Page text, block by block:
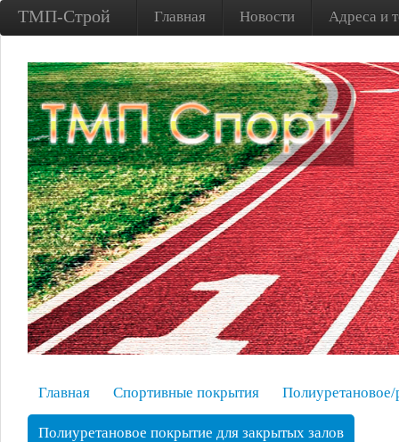
ТМП-Строй Главная Новости Адреса и
Главная Спортивные покрытия Полиуретановое/
Полиуретановое покрытие для закрытых залов